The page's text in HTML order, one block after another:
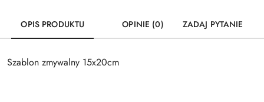
OPIS PRODUKTU OPINIE (0) ZADAJ PYTANIE
Szablon zmywalny 15x20cm